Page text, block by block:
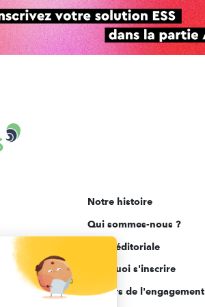
Notre histoire
Qui sommes-nous ?
Ligne éditoriale
Pourquoi s'inscrire
Acteurs de l'engagement